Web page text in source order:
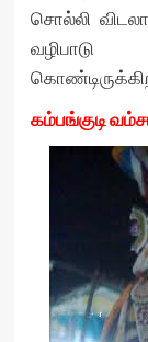
சொல்லி
வழிபாடு
கம்பங்குடி